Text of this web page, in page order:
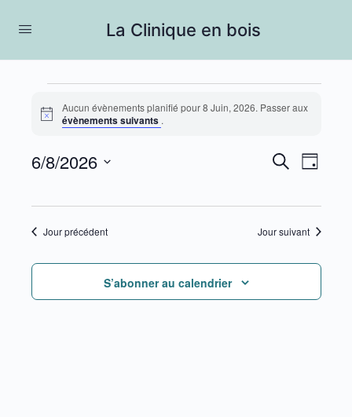
La Clinique en bois
Évènements
for
8
Juin,
2026
Notice
Aucun évènements planifié pour 8 Juin, 2026. Passer aux
évènements suivants .
de
vues
Recherche
vues
Jour
6/8/2026
une
date.
Jour précédent Jour suivant
S’abonner au calendrier